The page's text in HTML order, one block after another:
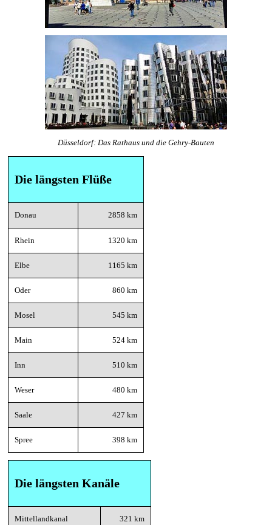
Düsseldorf: Das Rathaus und die Gehry-Bauten
Die längsten Flüße
Donau 2858 km
Rhein 1320 km
Elbe 1165 km
Oder 860 km
Mosel 545 km
Main 524 km
Inn 510 km
Weser 480 km
Saale 427 km
Spree 398 km
Die längsten Kanäle
Mittellandkanal 321 km